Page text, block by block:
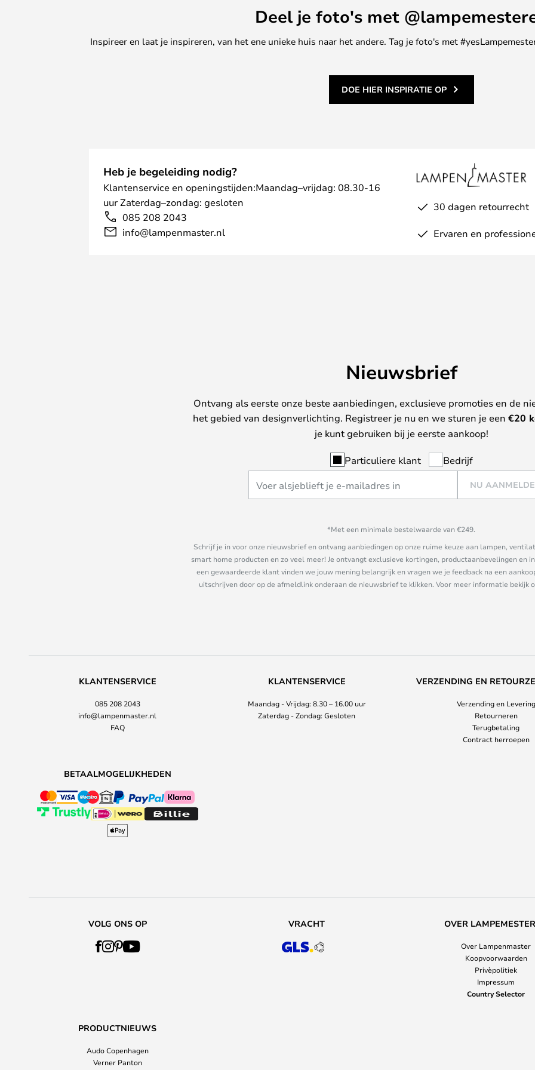
Deel je foto's met
Inspireer en laat je inspireren, van het ene unieke huis naar het andere. Tag je foto's met
DOE HIER INSPIRATIE OP
Heb je begeleiding nodig?
Klantenservice en openingstijden:Maandag–vrijdag: 08.30-16
uur Zaterdag–zondag: gesloten
085 208 2043
info@lampenmaster.nl
30 dagen retourrecht
Ervaren en
Nieuwsbrief
Ontvang als eerste onze beste aanbiedingen, exclusieve promoties en de
het gebied van designverlichting. Registreer je nu en we sturen je een €20
je kunt gebruiken bij je eerste aankoop!
Particuliere klant Bedrijf
NU
*Met een minimale bestelwaarde van €249.
Schrijf je in voor onze nieuwsbrief en ontvang aanbiedingen op onze ruime keuze aan lampen,
smart home producten en zo veel meer! Je ontvangt exclusieve kortingen, productaanbevelingen en
een gewaardeerde klant vinden we jouw mening belangrijk en vragen we je feedback na een
uitschrijven door op de afmeldlink onderaan de nieuwsbrief te klikken. Voor meer informatie bekijk
KLANTENSERVICE
085 208 2043
info@lampenmaster.nl
FAQ
KLANTENSERVICE
Maandag - Vrijdag: 8.30 – 16.00 uur
Zaterdag - Zondag: Gesloten
VERZENDING EN
Verzending en Levering
Retourneren
Terugbetaling
Contract herroepen
BETAALMOGELIJKHEDEN
VOLG ONS OP VRACHT OVER
Over Lampenmaster
Koopvoorwaarden
Privèpolitiek
Impressum
Country Selector
PRODUCTNIEUWS
Audo Copenhagen
Verner Panton